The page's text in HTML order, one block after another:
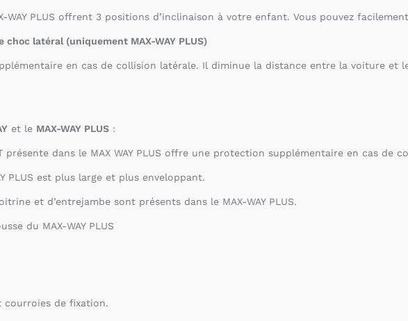
WAY PLUS offrent 3 positions d’inclinaison à votre enfant. Vous pouvez
latéral (uniquement MAX-WAY PLUS)
en cas de collision latérale. Il diminue la distance entre la voiture et
et le MAX-WAY PLUS :
présente dans le MAX WAY PLUS offre une protection supplémentaire en cas de
PLUS est plus large et plus enveloppant.
et d’entrejambe sont présents dans le MAX-WAY PLUS.
du MAX-WAY PLUS
courroies de fixation.